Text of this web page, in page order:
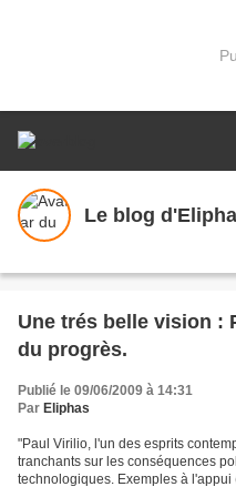
Le blog
Une trés belle vision :
du progrès.
Publié le 09/06/2009 à 14:31
Par Eliphas
"Paul Virilio, l'un des esprits
tranchants sur les conséquences
technologiques. Exemples à